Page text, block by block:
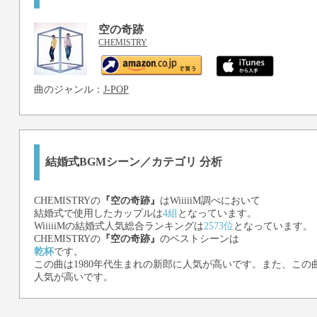
空の奇跡
CHEMISTRY
曲のジャンル： J-POP
結婚式BGMシーン／カテゴリ 分析
CHEMISTRYの『空の奇跡』 はWiiiiiM調べにおいて
結婚式で使用したカップルは4組 となっています。
WiiiiiMの結婚式人気総合ランキングは2573位 となっています。
CHEMISTRYの『空の奇跡』 のベストシーンは
乾杯です。
この曲は1980年代生まれの新郎に人気が高いです。また、この
人気が高いです。